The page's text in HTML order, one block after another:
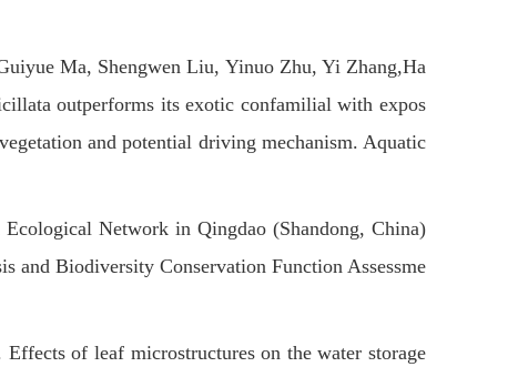
Ma, Shengwen Liu, Yinuo Zhu, Yi Zhang,Ha
outperforms its exotic confamilial with expos
and potential driving mechanism. Aquatic
Network in Qingdao (Shandong, China)
and Biodiversity Conservation Function Assessme
of leaf microstructures on the water storage